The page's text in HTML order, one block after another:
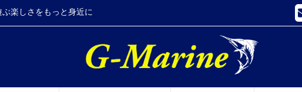
楽しさをもっと身近に